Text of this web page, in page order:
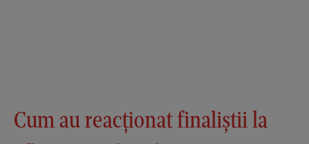
Cum au reacționat finaliștii la